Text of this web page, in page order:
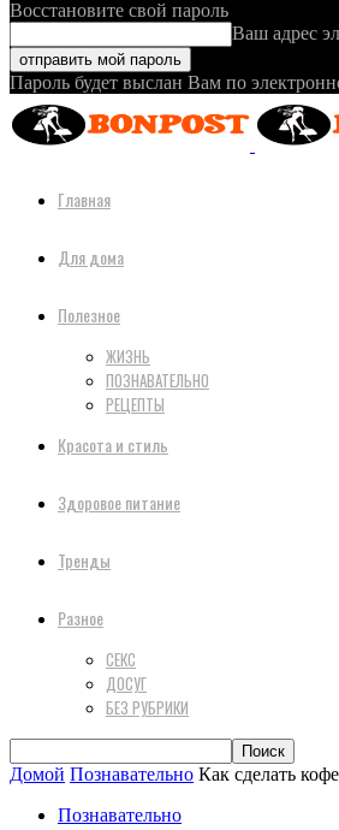
Восстановите свой пароль
Ваш адрес
Пароль будет выслан Вам по
Главная
Для дома
Полезное
ЖИЗНЬ
ПОЗНАВАТЕЛЬНО
РЕЦЕПТЫ
Красота и стиль
Здоровое питание
Тренды
Разное
СЕКС
ДОСУГ
БЕЗ РУБРИКИ
Домой Познавательно Как сделать
Познавательно